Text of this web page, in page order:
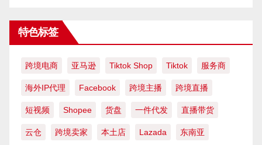
特色标签
跨境电商 亚马逊 Tiktok Shop Tiktok 服务商
海外IP代理 Facebook 跨境主播 跨境直播
短视频 Shopee 货盘 一件代发 直播带货
云仓 跨境卖家 本土店 Lazada 东南亚